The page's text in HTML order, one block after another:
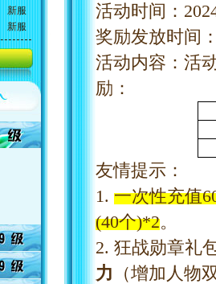
活动时间：
奖励发放时间
活动内容：活
励：
友情提示：
1. 一次性充值
(40个)*2。
2. 狂战勋章礼
力 （增加人物
新服
新服